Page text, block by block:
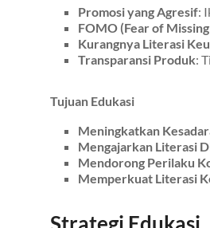
Promosi yang Agresif:
FOMO (Fear of
Kurangnya Literasi
Transparansi Produk:
Tujuan Edukasi
Meningkatkan
Mengajarkan Literasi
Mendorong Perilaku
Memperkuat Literasi